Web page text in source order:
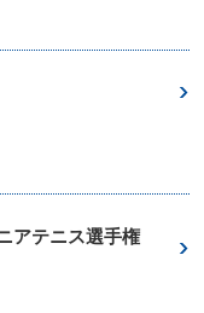
アテニス選手権